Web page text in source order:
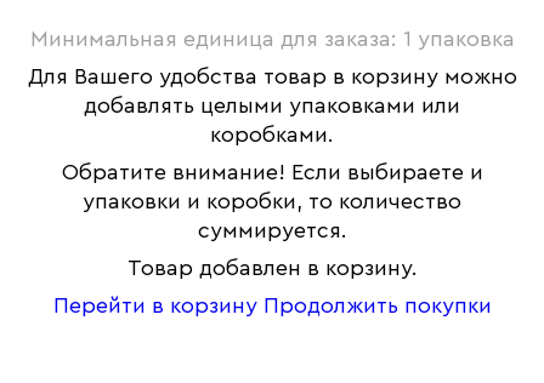
Минимальная единица для заказа: 1 упаковка
Для Вашего удобства товар в корзину можно
добавлять целыми упаковками или
коробками.
Обратите внимание! Если выбираете и
упаковки и коробки, то количество
суммируется.
Товар добавлен в корзину.
Перейти в корзину Продолжить покупки